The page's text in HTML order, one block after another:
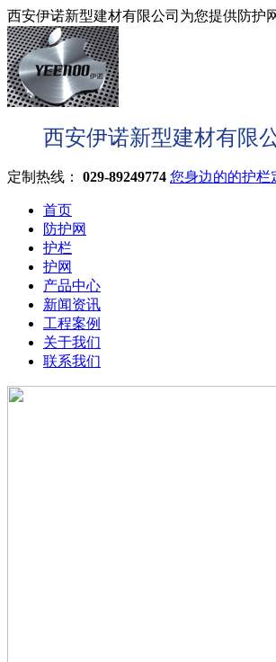
西安伊诺新型建材有限公司为您提供防护
西安伊诺新型建材有限
定制热线： 029-89249774 您身边的的护栏
首页
防护网
护栏
护网
产品中心
新闻资讯
工程案例
关于我们
联系我们